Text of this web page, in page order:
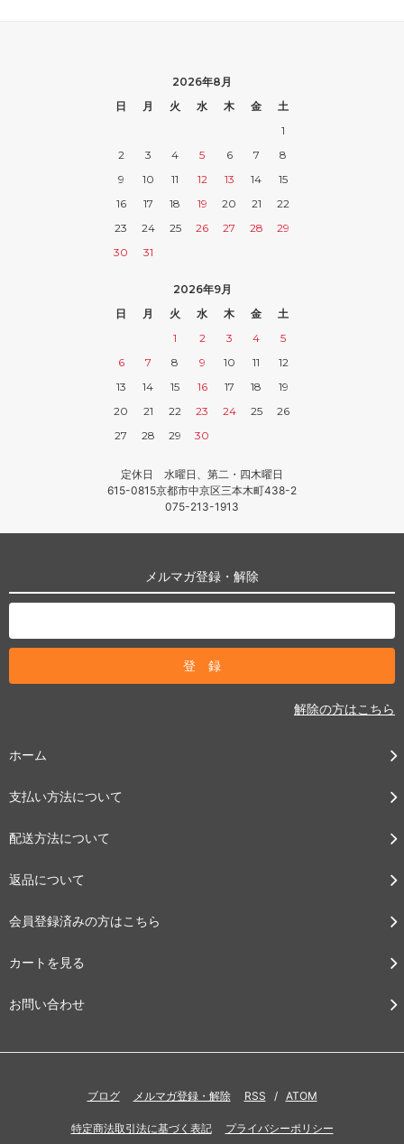
2026年8月
日
月 火 水 木 金
土
1
2
3 4 5 6 7
8
9
10 11 12 13 14
15
16
17 18 19 20 21
22
23
24 25 26 27 28
29
30
31
2026年9月
日
月 火 水 木 金
土
1
2 3 4
5
6
7 8 9 10 11
12
13
14 15 16 17 18
19
20
21 22 23 24 25
26
27
28 29 30
定休日 水曜日、第二・四木曜日
615-0815京都市中京区三本木町438-2
075-213-1913
メルマガ登録・解除
解除の方はこちら
ホーム
支払い方法について
配送方法について
返品について
会員登録済みの方はこちら
カートを見る
お問い合わせ
ブログ メルマガ登録・解除 RSS / ATOM
特定商法取引法に基づく表記 プライバシーポリシー